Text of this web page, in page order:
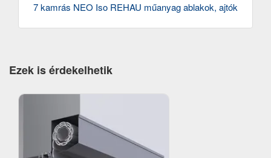
7 kamrás NEO Iso REHAU műanyag ablakok, ajtók
Ezek is érdekelhetik